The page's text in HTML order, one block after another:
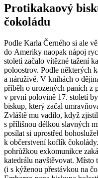
Protikakaový
čokoládu
Podle Karla Černého si ale
do Ameriky naopak nápoj
století začalo vítězné tažení
poloostrov. Podle některých
a náruživě. V knihách o
příběh o urozených paních z
v první polovině 17. století
biskup, který začal
Zvláště mu vadilo, když
s přílišnou délkou slavných
posílat si uprostřed
k občerstvení koflík
pohrůžkou exkomunikce
katedrálu navštěvovat. Místo
(i s kýženou přestávkou na